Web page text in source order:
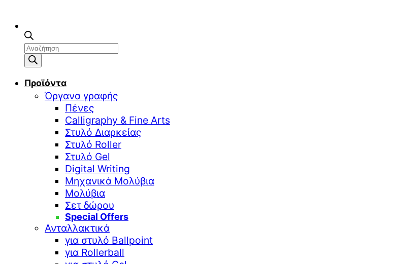
Αναζήτηση
προϊόντων
Προϊόντα
Όργανα γραφής
Πένες
Calligraphy & Fine Arts
Στυλό Διαρκείας
Στυλό Roller
Στυλό Gel
Digital Writing
Μηχανικά Μολύβια
Μολύβια
Σετ δώρου
Special Offers
Ανταλλακτικά
για στυλό Ballpoint
για Rollerball